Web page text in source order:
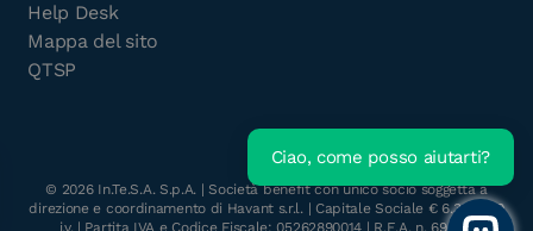
l'e-Book gratuito
Help Desk
Mappa del sito
QTSP
© 2026In.Te.S.A. S.p.A. | Società benefit con unico socio soggetta a
direzione e coordinamento di Havant s.r.l. | Capitale Sociale € 6.300.000
i.v. | Partita IVA e Codice Fiscale: 05262890014 | R.E.A. n. 696117
Ciao, come posso aiutarti?